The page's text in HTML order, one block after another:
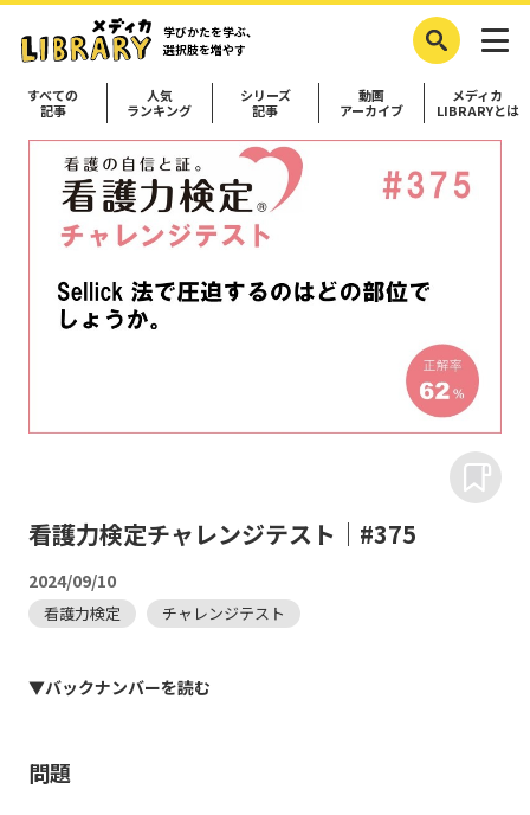
学びかたを学ぶ、
選択肢を増やす
すべての
記事
人気
ランキング
シリーズ
記事
動画
アーカイブ
メディカ
LIBRARYとは
看護力検定チャレンジテスト｜#375
2024/09/10
看護力検定 チャレンジテスト
▼バックナンバーを読む
問題